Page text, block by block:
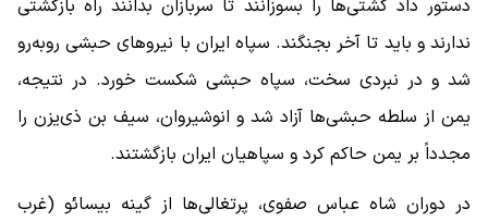
دستور داد کشتی‌ها را بسوزانند تا سربازان بدانند راه بازگشتی
ندارند و باید تا آخر بجنگند. سپاه ایران با نیرو‌های حبشی روبه‌رو
شد و در نبردی سخت، سپاه حبشی شکست خورد. در نتیجه،
یمن از سلطه حبشی‌ها آزاد شد و انوشیروان، سیف بن ذی‌یزن را
مجدداً بر یمن حاکم کرد و سپاهیان ایران بازگشتند.
در دوران شاه عباس صفوی، پرتغالی‌ها از گینه بیسائو (غرب